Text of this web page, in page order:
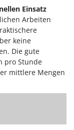
Einsatz
Arbeiten
keine
Die gute
pro Stunde
mittlere Mengen